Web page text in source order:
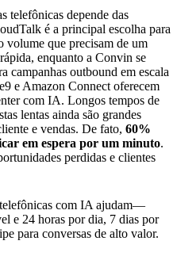
telefônicas depende das
é a principal escolha para
volume que precisam de um
enquanto a Convin se
campanhas outbound em escala
e Amazon Connect oferecem
com IA. Longos tempos de
lentas ainda são grandes
e vendas. De fato, 60%
em espera por um minuto.
perdidas e clientes
telefônicas com IA ajudam—
e 24 horas por dia, 7 dias por
para conversas de alto valor.